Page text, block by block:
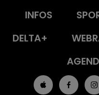
INFOS
DELTA+